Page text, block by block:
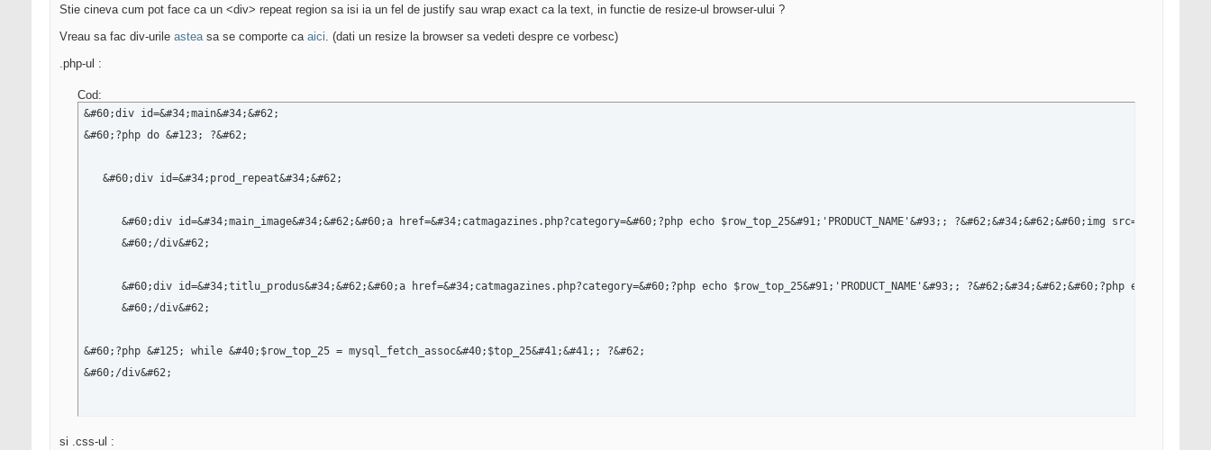
Stie cineva cum pot face ca un <div> repeat region sa isi ia un fel de justify sau wrap exact ca la text, in functie de resize-ul browser-ului ?
Vreau sa fac div-urile asteasa se comporte ca aici. (dati un resize la browser sa vedeti despre ce vorbesc)
.php-ul :
Cod:
&#60;div id=&#34;main&#34;&#62;
&#60;?php do &#123; ?&#62;
   &#60;div id=&#34;prod_repeat&#34;&#62;
&#60;div id=&#34;main_image&#34;&#62;&#60;a href=&#34;catmagazines.php?category=&#60;?php echo $row_top_25&#91;'PRODUCT_NAME'&#93;; ?&#62;&#34;&#62;&#60;img
      &#60;/div&#62;
&#60;div id=&#34;titlu_produs&#34;&#62;&#60;a href=&#34;catmagazines.php?category=&#60;?php echo $row_top_25&#91;'PRODUCT_NAME'&#93;; ?&#62;&#34;&#62;&#60;?php echo
      &#60;/div&#62;
&#60;?php &#125; while &#40;$row_top_25 = mysql_fetch_assoc&#40;$top_25&#41;&#41;; ?&#62;
&#60;/div&#62;
si .css-ul :